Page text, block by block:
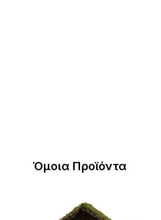
Όμοια Προϊόντα